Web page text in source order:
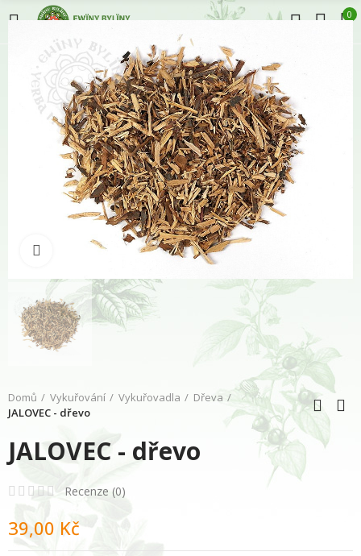
0
Klikněte pro zvětšení
Domů Vykuřování Vykuřovadla
Dřeva
JALOVEC - dřevo
JALOVEC - dřevo
Recenze (0)
39,00 Kč